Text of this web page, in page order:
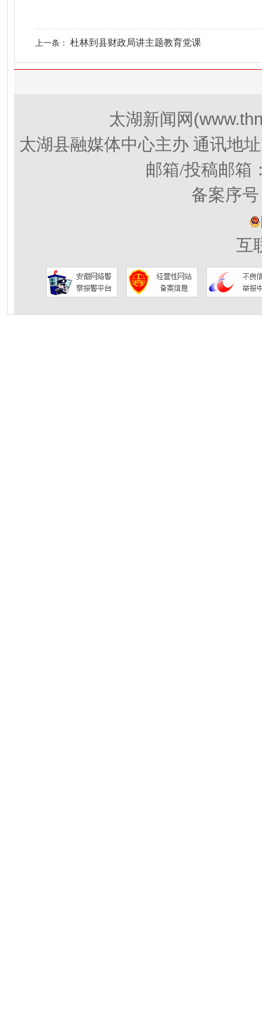
上一条： 杜林到县财政局讲主题教育党课
太湖新闻网
太湖县融媒体中心主办 通讯地
邮箱/投稿邮箱
备案序
互